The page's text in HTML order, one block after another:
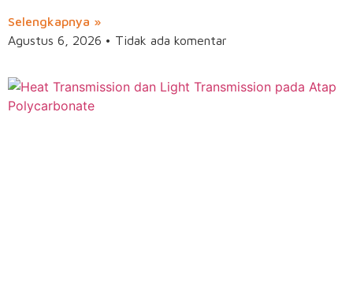
Selengkapnya »
Agustus 6, 2026
Tidak ada komentar